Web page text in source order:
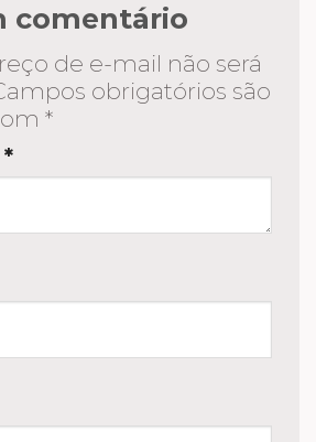
comentário
de e-mail não será
obrigatórios são
*
*